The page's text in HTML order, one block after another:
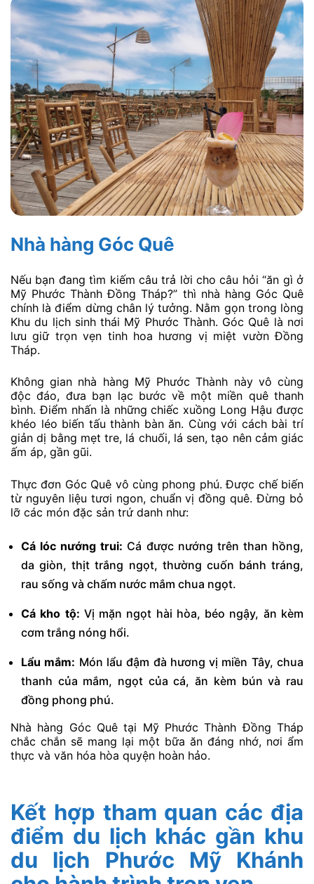
Hãy tưởng tượng bạn đang nhâm nhi một ly cà phê
nóng hổi, đậm đà. Trong khi lắng nghe tiếng chim hót
líu lo và hít thở bầu không khí trong lành của buổi sáng
Mỹ Phước Thành Đồng Tháp. Điều tuyệt vời nhất là
hương vị cà phê còn hòa quyện cùng hương sen dịu
nhẹ thanh tao từ đầm sen xung quanh. Tạo nên một
cảm giác thư thái và bình yên đến lạ kỳ. Đây chính là
khoảnh khắc lý tưởng để bạn nạp đầy năng lượng và
chuẩn bị cho những hoạt động thú vị tại khu du lịch
sinh thái gần trung tâm Cao Lãnh này.
Nhà hàng Góc Quê
Nếu bạn đang tìm kiếm câu trả lời cho câu hỏi “ăn gì ở
Mỹ Phước Thành Đồng Tháp?” thì nhà hàng Góc Quê
Khu du lịch sinh thái Mỹ Phước Thành. Góc Quê là nơi
lưu giữ trọn vẹn tinh hoa hương vị miệt vườn Đồng
Tháp.
Không gian nhà hàng Mỹ Phước Thành này vô cùng
độc đáo, đưa bạn lạc bước về một miền quê thanh
bình. Điểm nhấn là những chiếc xuồng Long Hậu được
khéo léo biến tấu thành bàn ăn. Cùng với cách bài trí
ấm áp, gần gũi.
từ nguyên liệu tươi ngon, chuẩn vị đồng quê. Đừng bỏ
lỡ các món đặc sản trứ danh như:
Cá lóc nướng trui:
da giòn, thịt trắng ngọt, thường cuốn bánh tráng,
rau sống và chấm nước mắm chua ngọt.
Lẩu mắm:Món lẩu đậm đà hương vị miền Tây, chua
thanh của mắm, ngọt của cá, ăn kèm bún và rau
đồng phong phú.